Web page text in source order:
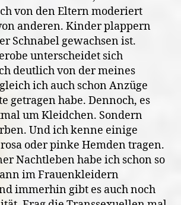
von den Eltern moderiert
anderen. Kinder plappern
Schnabel gewachsen ist.
unterscheidet sich
deutlich von der meines
ich auch schon Anzüge
getragen habe. Dennoch, es
um Kleidchen. Sondern
Und ich kenne einige
oder pinke Hemden tragen.
Nachtleben habe ich schon so
im Frauenkleidern
immerhin gibt es auch noch